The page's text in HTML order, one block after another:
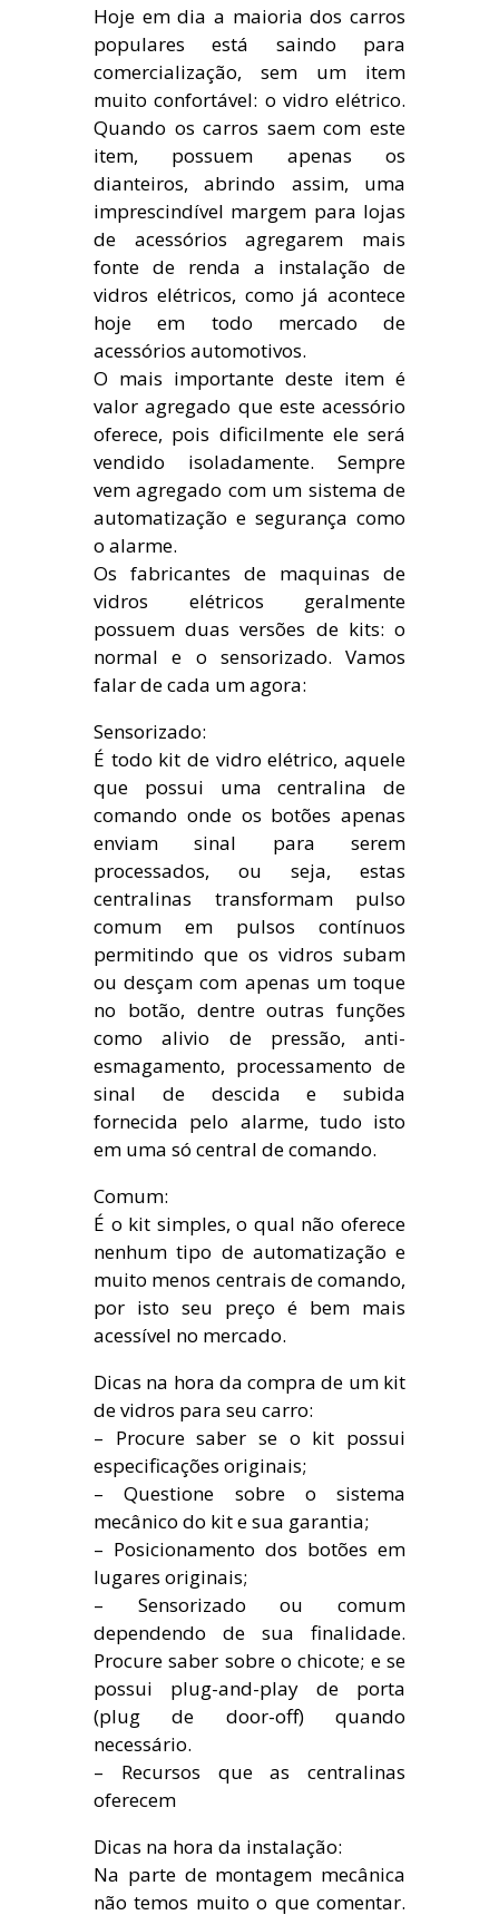
Hoje em dia a maioria dos carros
populares está saindo para
comercialização, sem um item
muito confortável: o vidro elétrico.
Quando os carros saem com este
item, possuem apenas os
dianteiros, abrindo assim, uma
imprescindível margem para lojas
de acessórios agregarem mais
fonte de renda a instalação de
vidros elétricos, como já acontece
hoje em todo mercado de
acessórios automotivos.
O mais importante deste item é
valor agregado que este acessório
oferece, pois dificilmente ele será
vendido isoladamente. Sempre
vem agregado com um sistema de
automatização e segurança como
o alarme.
Os fabricantes de maquinas de
vidros elétricos geralmente
possuem duas versões de kits: o
normal e o sensorizado. Vamos
falar de cada um agora:
Sensorizado:
É todo kit de vidro elétrico, aquele
que possui uma centralina de
comando onde os botões apenas
enviam sinal para serem
processados, ou seja, estas
centralinas transformam pulso
comum em pulsos contínuos
permitindo que os vidros subam
ou desçam com apenas um toque
no botão, dentre outras funções
como alivio de pressão, anti-
esmagamento, processamento de
sinal de descida e subida
fornecida pelo alarme, tudo isto
em uma só central de comando.
Comum:
É o kit simples, o qual não oferece
nenhum tipo de automatização e
muito menos centrais de comando,
por isto seu preço é bem mais
acessível no mercado.
Dicas na hora da compra de um kit
de vidros para seu carro:
– Procure saber se o kit possui
especificações originais;
– Questione sobre o sistema
mecânico do kit e sua garantia;
– Posicionamento dos botões em
lugares originais;
– Sensorizado ou comum
dependendo de sua finalidade.
Procure saber sobre o chicote; e se
possui plug-and-play de porta
(plug de door-off) quando
necessário.
– Recursos que as centralinas
oferecem
Dicas na hora da instalação:
Na parte de montagem mecânica
não temos muito o que comentar.